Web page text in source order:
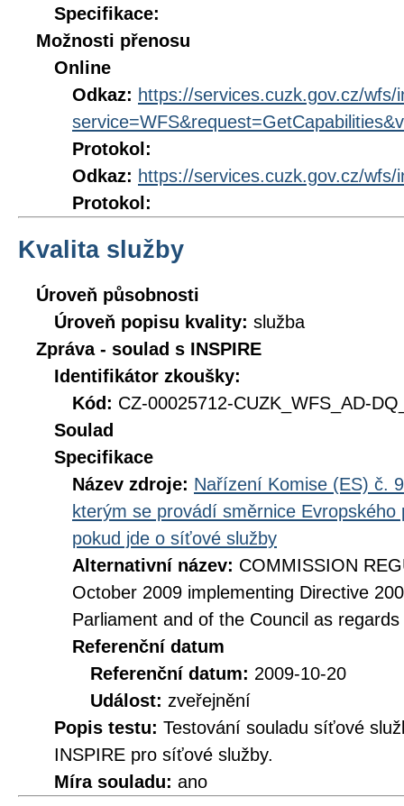
Specifikace:
Možnosti přenosu
Online
Odkaz: https://services.cuzk.gov.cz/wfs/
Protokol:
Odkaz: https://services.cuzk.gov.cz/wfs/
Protokol:
Kvalita služby
Úroveň působnosti
Úroveň popisu kvality: služba
Zpráva - soulad s INSPIRE
Identifikátor zkoušky:
Kód: CZ-00025712-CUZK_WFS_AD-
Soulad
Specifikace
Název zdroje: Nařízení Komise (ES) č.
kterým se provádí směrnice
pokud jde o síťové služby
Alternativní název: COMMISSION
October 2009 implementing Directive
Parliament and of the Council as
Referenční datum
Referenční datum: 2009-10-20
Událost: zveřejnění
Popis testu: Testování souladu síťové
INSPIRE pro síťové služby.
Míra souladu: ano